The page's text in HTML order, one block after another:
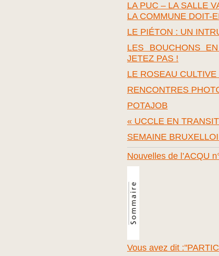
LA PUC – LA SALLE
LA COMMUNE DOIT-
LE PIÉTON : UN
LES BOUCHONS
JETEZ PAS !
LE ROSEAU
RENCONTRES
POTAJOB
« UCCLE EN
SEMAINE
Nouvelles de l’ACQU
Vous avez dit